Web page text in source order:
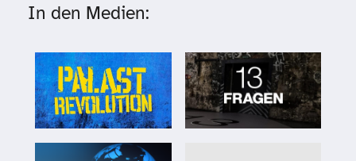
In den Medien: